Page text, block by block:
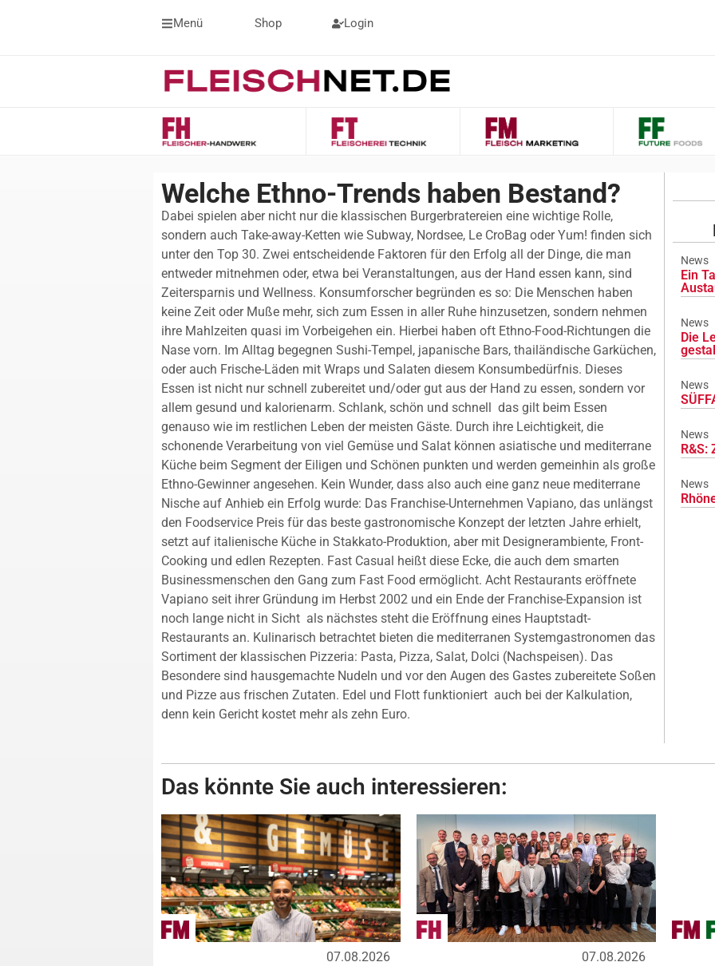
Menü Shop Login
Welche Ethno-Trends haben Bestand?
Dabei spielen aber nicht nur die klassischen Burgerbratereien eine wichtige Rolle,
sondern auch Take-away-Ketten wie Subway, Nordsee, Le CroBag oder Yum! finden sich
unter den Top 30. Zwei entscheidende Faktoren für den Erfolg all der Dinge, die man
entweder mitnehmen oder, etwa bei Veranstaltungen, aus der Hand essen kann, sind
Zeitersparnis und Wellness. Konsumforscher begründen es so: Die Menschen haben
keine Zeit oder Muße mehr, sich zum Essen in aller Ruhe hinzusetzen, sondern nehmen
ihre Mahlzeiten quasi im Vorbeigehen ein. Hierbei haben oft Ethno-Food-Richtungen die
Nase vorn. Im Alltag begegnen Sushi-Tempel, japanische Bars, thailändische Garküchen,
oder auch Frische-Läden mit Wraps und Salaten diesem Konsumbedürfnis. Dieses
Essen ist nicht nur schnell zubereitet und/oder gut aus der Hand zu essen, sondern vor
allem gesund und kalorienarm. Schlank, schön und schnell  das gilt beim Essen
genauso wie im restlichen Leben der meisten Gäste. Durch ihre Leichtigkeit, die
schonende Verarbeitung von viel Gemüse und Salat können asiatische und mediterrane
Küche beim Segment der Eiligen und Schönen punkten und werden gemeinhin als große
Ethno-Gewinner angesehen. Kein Wunder, dass also auch eine ganz neue mediterrane
Nische auf Anhieb ein Erfolg wurde: Das Franchise-Unternehmen Vapiano, das unlängst
den Foodservice Preis für das beste gastronomische Konzept der letzten Jahre erhielt,
setzt auf italienische Küche in Stakkato-Produktion, aber mit Designerambiente, Front-
Cooking und edlen Rezepten. Fast Casual heißt diese Ecke, die auch dem smarten
Businessmenschen den Gang zum Fast Food ermöglicht. Acht Restaurants eröffnete
Vapiano seit ihrer Gründung im Herbst 2002 und ein Ende der Franchise-Expansion ist
noch lange nicht in Sicht  als nächstes steht die Eröffnung eines Hauptstadt-
Restaurants an. Kulinarisch betrachtet bieten die mediterranen Systemgastronomen das
Sortiment der klassischen Pizzeria: Pasta, Pizza, Salat, Dolci (Nachspeisen). Das
Besondere sind hausgemachte Nudeln und vor den Augen des Gastes zubereitete Soßen
und Pizze aus frischen Zutaten. Edel und Flott funktioniert  auch bei der Kalkulation,
denn kein Gericht kostet mehr als zehn Euro.
News
Ein
News
Die
News
News
R&S:
News
Das könnte Sie auch interessieren:
07.08.2026 07.08.2026